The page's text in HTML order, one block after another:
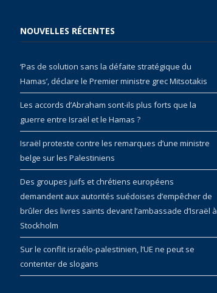
NOUVELLES RÉCENTES
‘Pas de solution sans la défaite stratégique du
Hamas’, déclare le Premier ministre grec Mitsotakis
Les accords d’Abraham sont-ils plus forts que la
guerre entre Israël et le Hamas ?
Israël proteste contre les remarques d’une ministre
belge sur les Palestiniens
Des groupes juifs et chrétiens européens
demandent aux autorités suédoises d’empêcher de
brûler des livres saints devant l’ambassade d’Israël à
Stockholm
Sur le conflit israélo-palestinien, l’UE ne peut se
contenter de slogans